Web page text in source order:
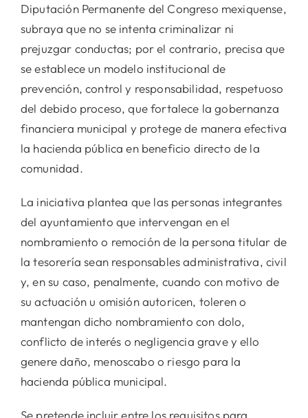
Diputación Permanente del Congreso mexiquense,
subraya que no se intenta criminalizar ni
prejuzgar conductas; por el contrario, precisa que
se establece un modelo institucional de
prevención, control y responsabilidad, respetuoso
del debido proceso, que fortalece la gobernanza
financiera municipal y protege de manera efectiva
la hacienda pública en beneficio directo de la
comunidad.
La iniciativa plantea que las personas integrantes
del ayuntamiento que intervengan en el
nombramiento o remoción de la persona titular de
la tesorería sean responsables administrativa, civil
y, en su caso, penalmente, cuando con motivo de
su actuación u omisión autoricen, toleren o
mantengan dicho nombramiento con dolo,
conflicto de interés o negligencia grave y ello
genere daño, menoscabo o riesgo para la
hacienda pública municipal.
Se pretende incluir entre los requisitos para